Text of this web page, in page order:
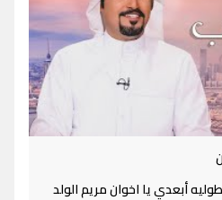
أبعدي يا اخوان مريم الولد